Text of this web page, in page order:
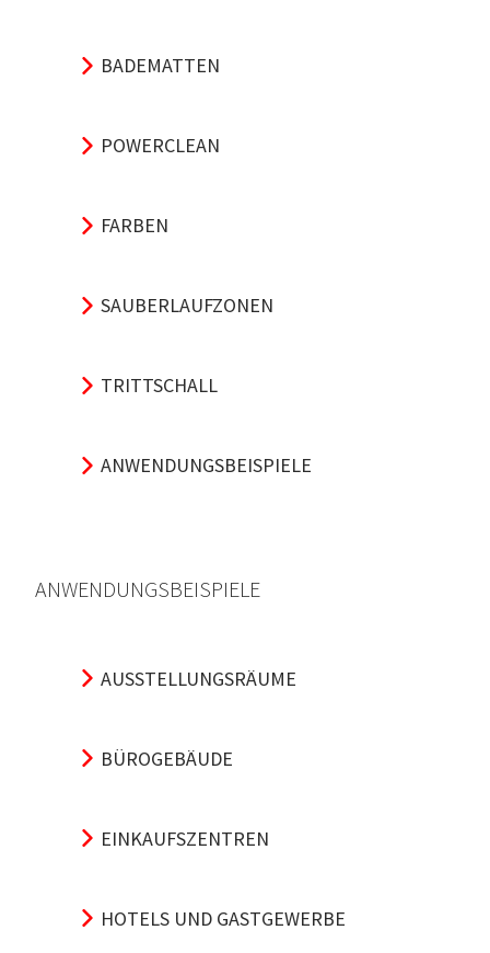
BADEMATTEN
POWERCLEAN
FARBEN
SAUBERLAUFZONEN
TRITTSCHALL
ANWENDUNGSBEISPIELE
ANWENDUNGSBEISPIELE
AUSSTELLUNGSRÄUME
BÜROGEBÄUDE
EINKAUFSZENTREN
HOTELS UND GASTGEWERBE